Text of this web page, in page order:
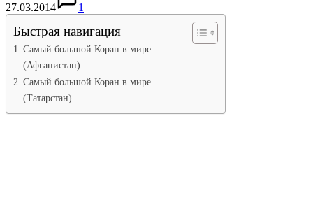
27.03.2014 1
Быстрая навигация
Самый большой Коран в мире
(Афганистан)
Самый большой Коран в мире
(Татарстан)